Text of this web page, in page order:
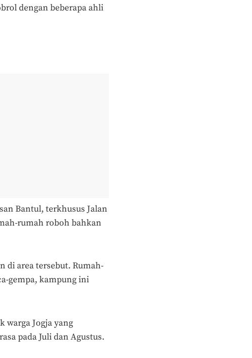
dengan beberapa ahli
Bantul, terkhusus Jalan
rumah roboh bahkan
di area tersebut. Rumah-
gempa, kampung ini
warga Jogja yang
pada Juli dan Agustus.